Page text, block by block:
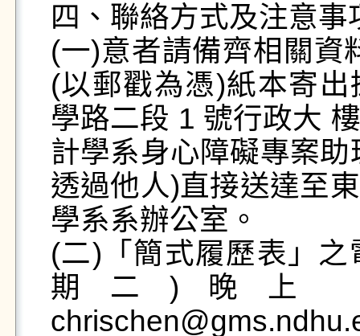
四、聯絡方式及注意
(一)意者請備齊相關資
(以郵戳為憑)紙本寄
學路二段 1 號行政大
計學系身心障礙專案
透過他人)直接送達至
學系系辦公室。
(二)「簡式履歷表」
期二)晚上